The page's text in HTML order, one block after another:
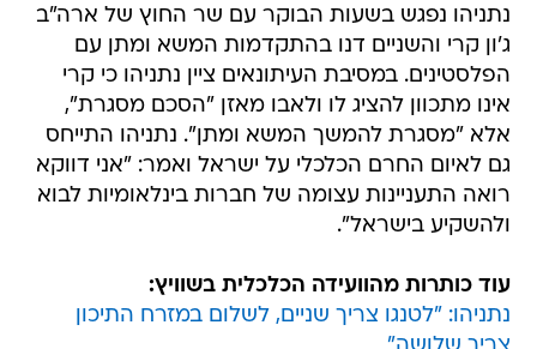
נתניהו נפגש בשעות הבוקר עם שר החוץ של ארה"ב
ג'ון קרי והשניים דנו בהתקדמות המשא ומתן עם
הפלסטינים. במסיבת העיתונאים ציין נתניהו כי קרי
אינו מתכוון להציג לו ולאבו מאזן "הסכם מסגרת",
אלא "מסגרת להמשך המשא ומתן". נתניהו התייחס
גם לאיום החרם הכלכלי על ישראל ואמר: "אני דווקא
רואה התעניינות עצומה של חברות בינלאומיות לבוא
ולהשקיע בישראל".
עוד כותרות מהוועידה הכלכלית בשוויץ:
נתניהו: "לטנגו צריך שניים, לשלום במזרח התיכון